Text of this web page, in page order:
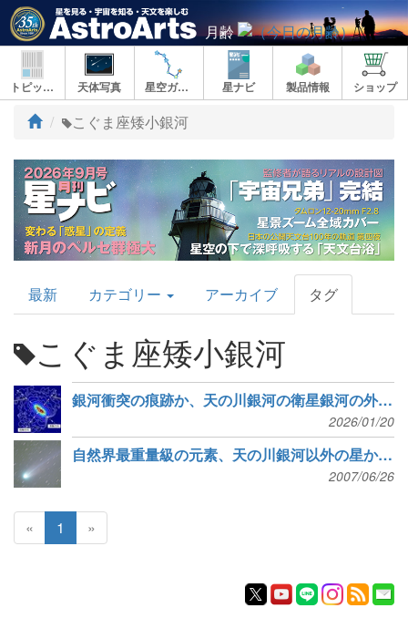
月齢
トピックス 天体写真 星空ガイド 星ナビ 製品情報 ショップ
ト
プ
こぐま座矮小銀河
AstroArts
Topics
最新 カテゴリー アーカイブ タグ
こぐま座矮小銀河
銀河衝突の痕跡か、天の川銀河の衛星銀河の外に広がる星々
2026/01/20
自然界最重量級の元素、天の川銀河以外の星からも検出
2007/06/26
« 1 »